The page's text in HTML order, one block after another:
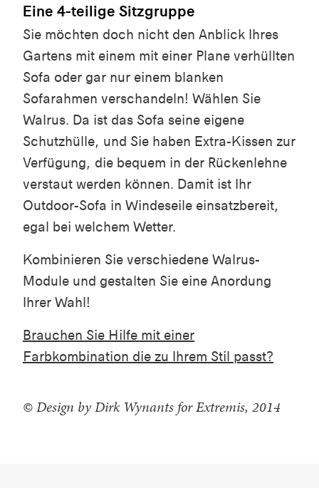
Eine 4-teilige Sitzgruppe
Sie möchten doch nicht den Anblick Ihres
Gartens mit einem mit einer Plane verhüllten
Sofa oder gar nur einem blanken
Sofarahmen verschandeln! Wählen Sie
Walrus. Da ist das Sofa seine eigene
Schutzhülle, und Sie haben Extra-Kissen zur
Verfügung, die bequem in der Rückenlehne
verstaut werden können. Damit ist Ihr
Outdoor-Sofa in Windeseile einsatzbereit,
egal bei welchem Wetter.
Kombinieren Sie verschiedene Walrus-
Module und gestalten Sie eine Anordung
Ihrer Wahl!
Brauchen Sie Hilfe mit einer
Farbkombination die zu Ihrem Stil passt?
© Design by Dirk Wynants for Extremis, 2014